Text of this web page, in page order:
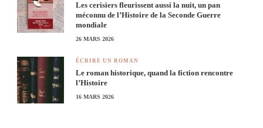
Les cerisiers fleurissent aussi la nuit, un pan
méconnu de l’Histoire de la Seconde Guerre
mondiale
26 MARS 2026
ÉCRIRE UN ROMAN
Le roman historique, quand la fiction rencontre
l’Histoire
16 MARS 2026